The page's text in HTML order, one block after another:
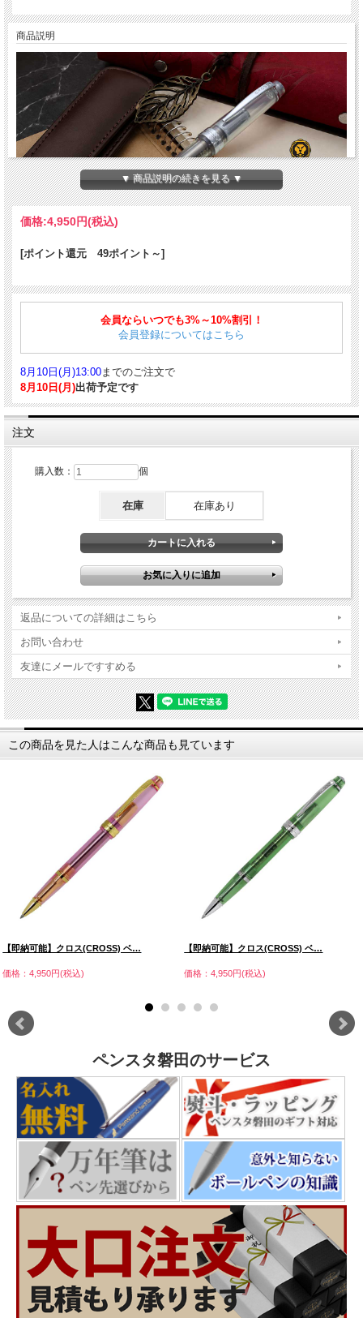
商品説明
高級筆記具の伝統的なスタイルを踏襲しつつ、レジン（合成樹脂）製のボディをま
ソーダをモチーフに見た目の楽しさをペンに取り入れました。このシリーズは、レ
トロなキャップ式の仕様となっております。
仕様：キャップ式
ペン先：中字M
ボディ素材：透明レジン（合成樹脂）
■対応する消耗品はこちら
ボールペン替芯｜ ボールペン替芯 選べる 2本セット ブラック 細字F 中字M
ルペン替芯 選べる 3本セット ブラック 細字F 中字M
▼ 商品説明の続きを見る ▼
価格:4,950円(税込)
[ポイント還元 49ポイント～]
会員ならいつでも3%～10%割引！
会員登録についてはこちら
8月10日(月)13:00 までのご注文で
8月10日(月)出荷予定です
注文
購入数： 個
在庫 在庫あり
返品についての詳細はこちら
お問い合わせ
友達にメールですすめる
この商品を見た人はこんな商品も見ています
【即納可能】クロス(CROSS) ベ…
価格：4,950円(税込)
【即納可能】クロス(CROSS) ベ…
価格：4,950円(税込)
ペンスタ磐田のサービス